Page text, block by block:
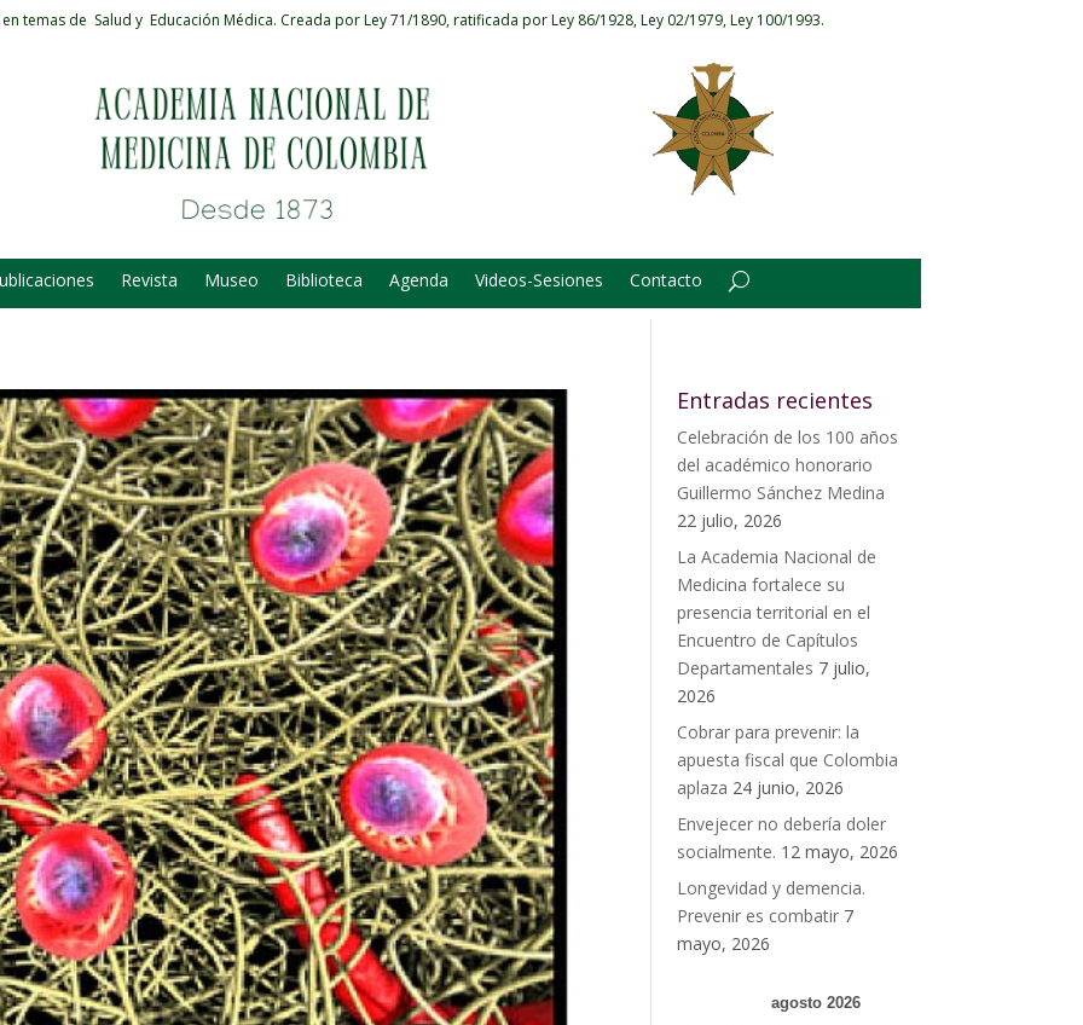
temas de Salud y Educación Médica. Creada por Ley 71/1890, ratificada por Ley 86/1928, Ley 02/1979, Ley 100/1993.
Revista Museo Biblioteca Agenda Videos-Sesiones Contacto
Entradas recientes
Celebración de los 100 años
del académico honorario
Guillermo Sánchez Medina
22 julio, 2026
La Academia Nacional de
Medicina fortalece su
presencia territorial en el
Encuentro de Capítulos
Departamentales 7 julio,
2026
Cobrar para prevenir: la
apuesta fiscal que Colombia
aplaza 24 junio, 2026
Envejecer no debería doler
socialmente. 12 mayo, 2026
Longevidad y demencia.
Prevenir es combatir 7
mayo, 2026
agosto 2026